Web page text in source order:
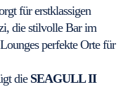
für erstklassigen
die stilvolle Bar im
perfekte Orte für
die SEAGULL II